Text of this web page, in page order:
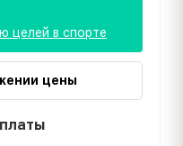
целей в спорте
цены